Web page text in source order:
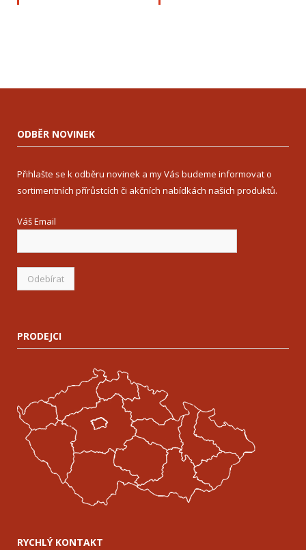
ODBĚR NOVINEK
Přihlašte se k odběru novinek a my Vás budeme informovat o
sortimentních přírůstcích či akčních nabídkách našich produktů.
Váš Email
PRODEJCI
RYCHLÝ KONTAKT